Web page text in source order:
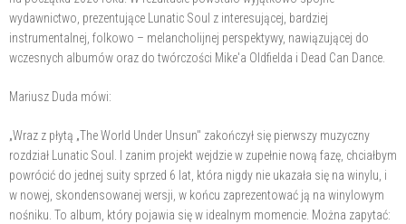
wydawnictwo, prezentujące Lunatic Soul z interesującej, bardziej
instrumentalnej, folkowo – melancholijnej perspektywy, nawiązującej do
wczesnych albumów oraz do twórczości Mike'a Oldfielda i Dead Can Dance.
Mariusz Duda mówi:
„Wraz z płytą „The World Under Unsun" zakończył się pierwszy muzyczny
rozdział Lunatic Soul. I zanim projekt wejdzie w zupełnie nową fazę, chciałbym
powrócić do jednej suity sprzed 6 lat, która nigdy nie ukazała się na winylu, i
w nowej, skondensowanej wersji, w końcu zaprezentować ją na winylowym
nośniku. To album, który pojawia się w idealnym momencie. Można zapytać: